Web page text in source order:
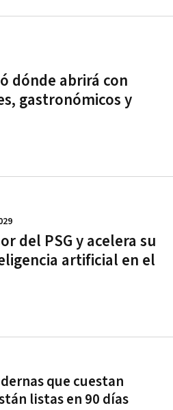
dónde abrirá con
gastronómicos y
del PSG y acelera su
artificial en el
que cuestan
listas en 90 días